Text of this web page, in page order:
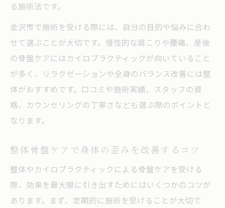
る施術法です。
金沢市で施術を受ける際には、自分の目的や悩みに合わ
せて選ぶことが大切です。慢性的な肩こりや腰痛、産後
の骨盤ケアにはカイロプラクティックが向いていること
が多く、リラクゼーションや全身のバランス改善には整
体がおすすめです。口コミや施術実績、スタッフの資
格、カウンセリングの丁寧さなども選ぶ際のポイントと
なります。
整体骨盤ケアで身体の歪みを改善するコツ
整体やカイロプラクティックによる骨盤ケアを受ける
際、効果を最大限に引き出すためにはいくつかのコツが
あります。まず、定期的に施術を受けることが大切で